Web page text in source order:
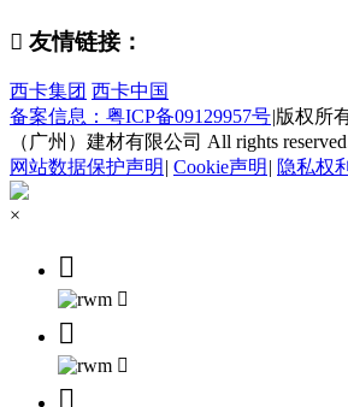
 友情链接：
西卡集团 西卡中国
备案信息：粤ICP备09129957号|版权所
（广州）建材有限公司 All rights
网站数据保护声明 | Cookie声明 | 隐私权利
×




